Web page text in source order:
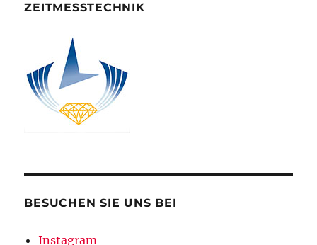
ZEITMESSTECHNIK
BESUCHEN SIE UNS BEI
Instagram